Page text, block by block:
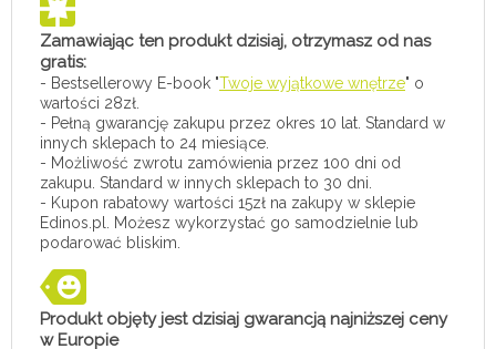
Zamawiając ten produkt dzisiaj, otrzymasz od nas
gratis:
- Bestsellerowy E-book "Twoje wyjątkowe wnętrze" o
wartości 28zł.
- Pełną gwarancję zakupu przez okres 10 lat. Standard w
innych sklepach to 24 miesiące.
- Możliwość zwrotu zamówienia przez 100 dni od
zakupu. Standard w innych sklepach to 30 dni.
- Kupon rabatowy wartości 15zł na zakupy w sklepie
Edinos.pl. Możesz wykorzystać go samodzielnie lub
podarować bliskim.
Produkt objęty jest dzisiaj gwarancją najniższej ceny
w Europie